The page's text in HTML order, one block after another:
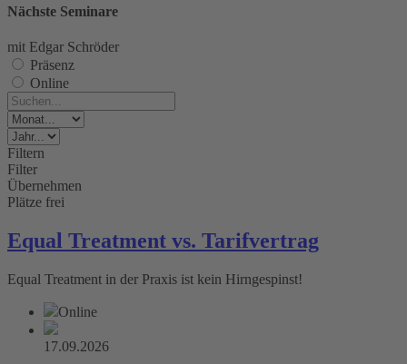
Nächste Seminare
mit Edgar Schröder
Präsenz
Online
Filtern
Filter
Übernehmen
Plätze frei
Equal Treatment vs. Tarifvertrag
Equal Treatment in der Praxis ist kein Hirngespinst!
Online
17.09.2026